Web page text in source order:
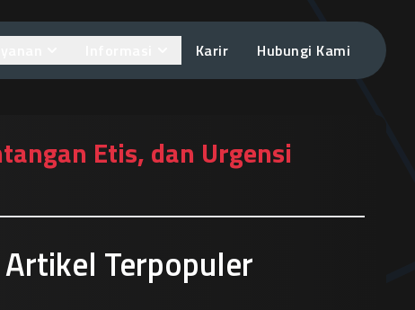
Karir Hubungi Kami
Etis, dan Urgensi
Artikel Terpopuler